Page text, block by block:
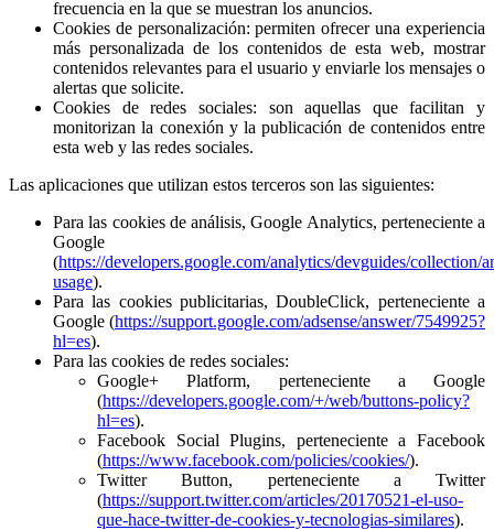
frecuencia en la que se muestran los anuncios.
Cookies de personalización: permiten ofrecer una experiencia
más personalizada de los contenidos de esta web, mostrar
contenidos relevantes para el usuario y enviarle los mensajes o
alertas que solicite.
Cookies de redes sociales: son aquellas que facilitan y
monitorizan la conexión y la publicación de contenidos entre
esta web y las redes sociales.
Las aplicaciones que utilizan estos terceros son las siguientes:
Para las cookies de análisis, Google Analytics, perteneciente a
Google
(https://developers.google.com/analytics/devguides/collection/
usage).
Para las cookies publicitarias, DoubleClick, perteneciente a
Google (https://support.google.com/adsense/answer/7549925?
hl=es).
Para las cookies de redes sociales:
Google+ Platform, perteneciente a Google
(https://developers.google.com/+/web/buttons-policy?
hl=es).
Facebook Social Plugins, perteneciente a Facebook
(https://www.facebook.com/policies/cookies/).
Twitter Button, perteneciente a Twitter
(https://support.twitter.com/articles/20170521-el-uso-
que-hace-twitter-de-cookies-y-tecnologias-similares).